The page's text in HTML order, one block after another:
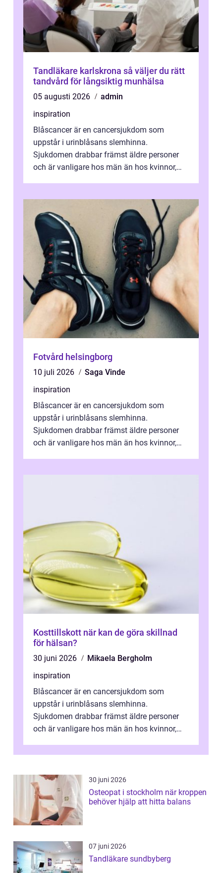
Tandläkare karlskrona så väljer du rätt
tandvård för långsiktig munhälsa
05 augusti 2026
admin
inspiration
Blåscancer är en cancersjukdom som
uppstår i urinblåsans slemhinna.
Sjukdomen drabbar främst äldre personer
och är vanligare hos män än hos kvinnor,
Fotvård helsingborg
10 juli 2026
Saga Vinde
inspiration
Blåscancer är en cancersjukdom som
uppstår i urinblåsans slemhinna.
Sjukdomen drabbar främst äldre personer
och är vanligare hos män än hos kvinnor,
Kosttillskott när kan de göra skillnad
för hälsan?
30 juni 2026
Mikaela Bergholm
inspiration
Blåscancer är en cancersjukdom som
uppstår i urinblåsans slemhinna.
Sjukdomen drabbar främst äldre personer
och är vanligare hos män än hos kvinnor,
förändringarna u...
30 juni 2026
Osteopat i stockholm när kroppen
behöver hjälp att hitta balans
07 juni 2026
Tandläkare sundbyberg